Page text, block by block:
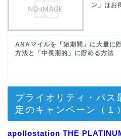
ン」はお
ANAマイルを「短期間」に大量に
方法と「中長期的」に貯める方法
プライオリティ・パス
定のキャンペーン（１）
apollostation THE